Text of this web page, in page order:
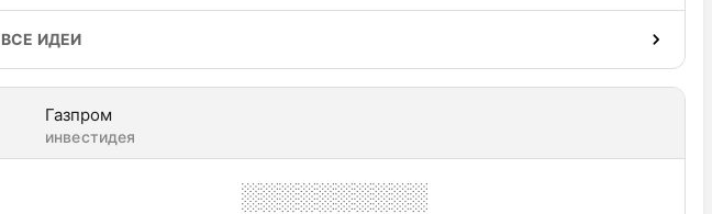
ВСЕ ИДЕИ
Газпром
инвестидея
░░░░░░░░░░